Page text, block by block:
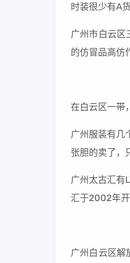
时装很少有A
广州市白云区
的仿冒品高仿
在白云区一带
广州服装有几
张胆的卖了，
广州太古汇有
汇于2002年
广州白云区解